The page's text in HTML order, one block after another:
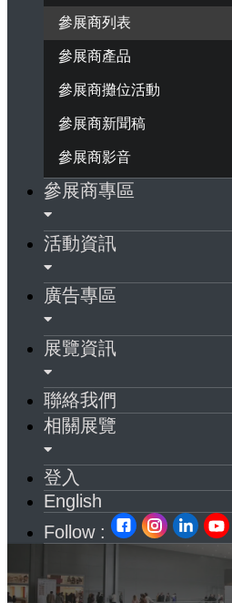
參展商列表
參展商產品
參展商攤位活動
參展商新聞稿
參展商影音
參展商專區
活動資訊
廣告專區
展覽資訊
聯絡我們
相關展覽
登入
English
Follow :